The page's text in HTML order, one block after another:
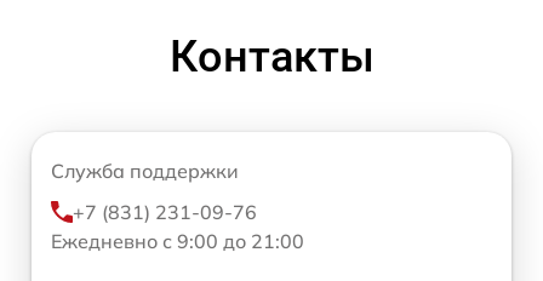
Контакты
Служба поддержки
+7 (831) 231-09-76
Ежедневно с 9:00 до 21:00